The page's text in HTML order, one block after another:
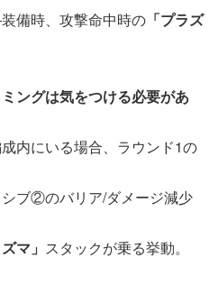
備時、攻撃命中時の 「プラズ
ングは気をつける必要があ
内にいる場合、ラウンド1の
ブ②のバリア/ダメージ減少
マ」 スタックが乗る挙動。